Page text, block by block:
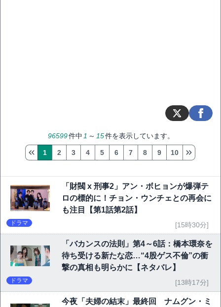
96599件中 1 ～ 15件を表示しています。
1 2 3 4 5 6 7 8 9 10
「財閥 x 刑事2」アン・ボヒョンが爆弾テ
ロの標的に！チョン・ウンチェとの再会に
も注目【第1話第2話】
ドラマ [15時30分]
「バカンスの法則」第4～6話：橋本環奈を
待ち受ける新たな恋…“4股ゲス不倫”の衝
撃の真相も明らかに【ネタバレ】
ドラマ [13時17分]
今夜「夫婦の結末」最終回 ナムグン・ミ